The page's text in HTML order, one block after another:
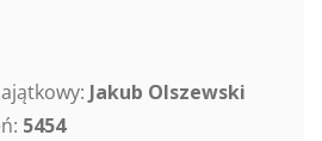
Jakub Olszewski
5454